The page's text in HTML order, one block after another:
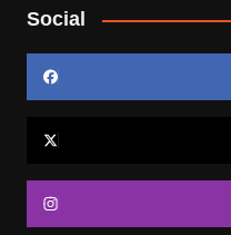
Social